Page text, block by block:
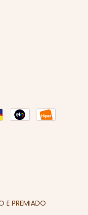
E PREMIADO